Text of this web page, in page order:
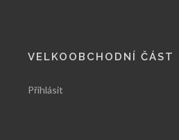
VELKOOBCHODNÍ ČÁST
Přihlásit